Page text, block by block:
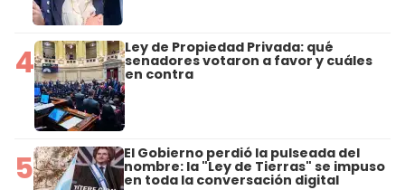
4 Ley de Propiedad Privada: qué
senadores votaron a favor y cuáles
en contra
5 El Gobierno perdió la pulseada del
nombre: la "Ley de Tierras" se impuso
en toda la conversación digital